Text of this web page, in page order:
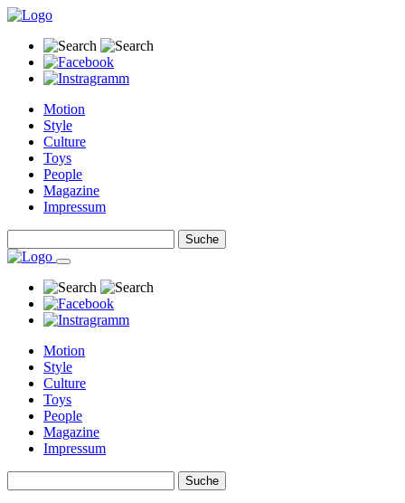
Motion
Style
Culture
Toys
People
Magazine
Impressum
Motion
Style
Culture
Toys
People
Magazine
Impressum